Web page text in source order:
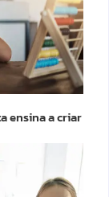
ensina a criar